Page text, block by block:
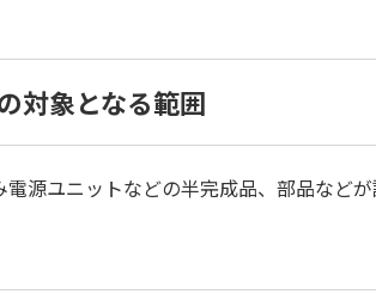
対象となる範囲
源ユニットなどの半完成品、部品などが